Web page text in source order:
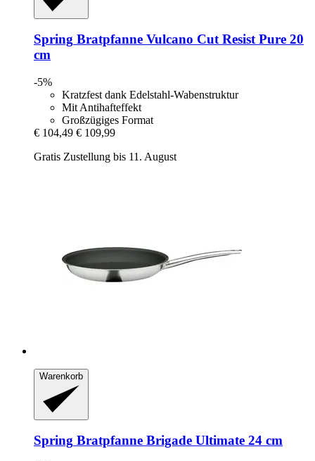
Spring Bratpfanne Vulcano Cut Resist Pure 20
cm
-5%
Kratzfest dank Edelstahl-Wabenstruktur
Mit Antihafteffekt
Großzügiges Format
€ 104,49 € 109,99
Gratis Zustellung bis 11. August
Warenkorb
Spring Bratpfanne Brigade Ultimate 24 cm